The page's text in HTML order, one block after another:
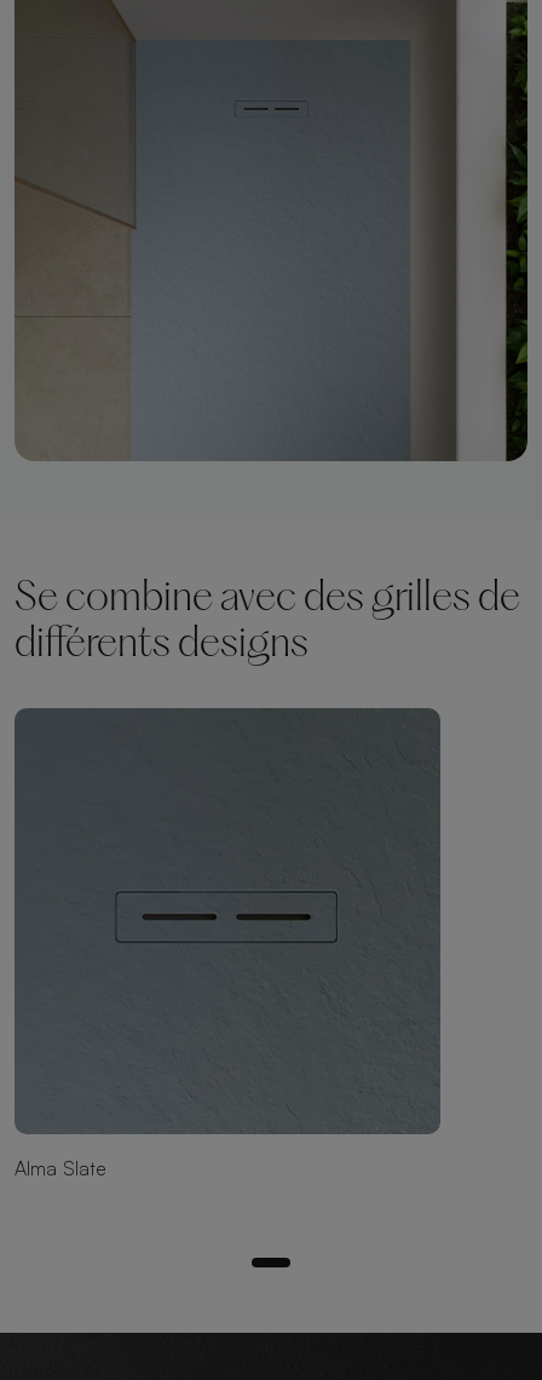
Se combine avec des grilles de
différents designs
Alma Slate